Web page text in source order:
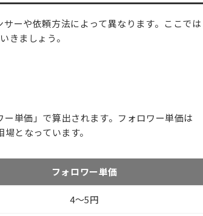
ーや依頼方法によって異なります。ここでは
きましょう。
単価」で算出されます。フォロワー単価は
となっています。
フォロワー単価
4〜5円